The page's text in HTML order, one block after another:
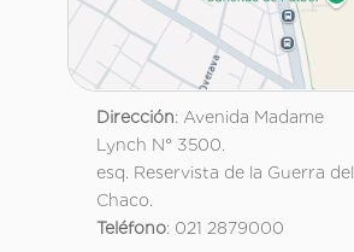
Dirección: Avenida Madame
Lynch N° 3500.
esq. Reservista de la Guerra del
Chaco.
Teléfono: 021 2879000